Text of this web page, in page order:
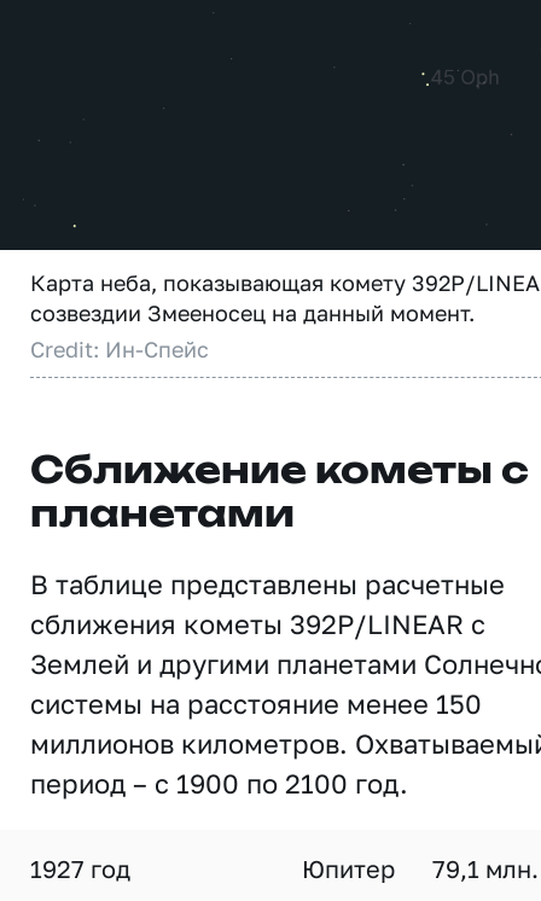
Карта неба, показывающая комету 392P/
созвездии Змееносец на данный момент.
Credit: Ин-Спейс
Сближение кометы с
планетами
В таблице представлены расчетные
сближения кометы 392P/LINEAR с
Землей и другими планетами
системы на расстояние менее 150
миллионов километров.
период – с 1900 по 2100 год.
1927 год Юпитер 79,1